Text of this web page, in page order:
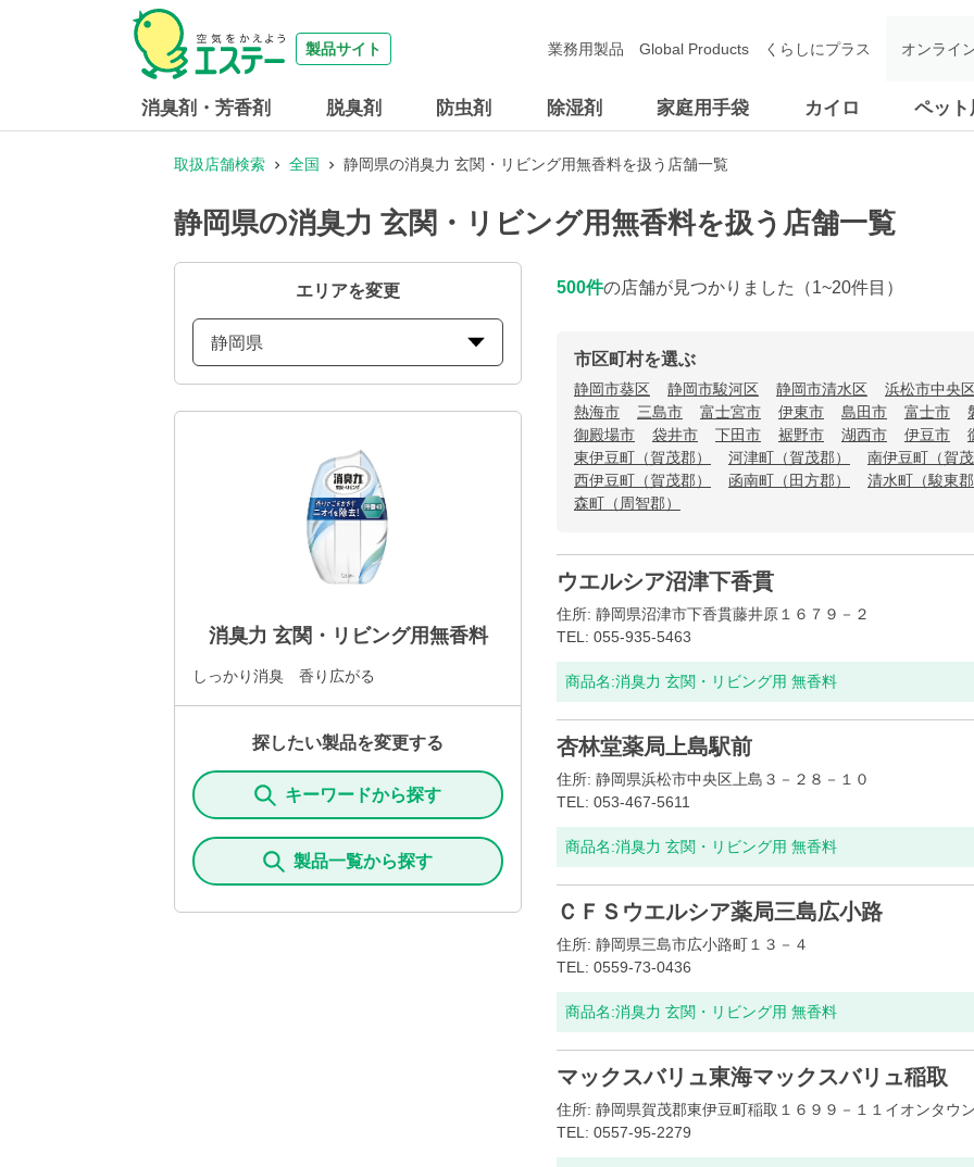
製品サイト
消臭剤・芳香剤 脱臭剤 防虫剤 除湿剤 家庭用手袋 カイロ ペット
業務用製品 Global Products くらしにプラス オンライ
取扱店舗検索 全国 静岡県の消臭力 玄関・リビング用無香料を扱う店舗一覧
静岡県の消臭力 玄関・リビング用無香料を扱う店舗一覧
エリアを変更
静岡県
消臭力 玄関・リビング用無香料
しっかり消臭 香り広がる
探したい製品を変更する
キーワードから探す
製品一覧から探す
500件の店舗が見つかりました （1~20件目）
市区町村を選ぶ
静岡市葵区 静岡市駿河区 静岡市清水区
浜松市中央
熱海市
三島市 富士宮市 伊東市 島田市 富士市
御殿場市
袋井市 下田市 裾野市 湖西市 伊豆市
東伊豆町（賀茂郡）
河津町（賀茂郡）
南伊豆町（賀
西伊豆町（賀茂郡）
函南町（田方郡）
清水町（駿東
森町（周智郡）
ウエルシア沼津下香貫
住所: 静岡県沼津市下香貫藤井原１６７９－２
TEL: 055-935-5463
商品名:消臭力 玄関・リビング用 無香料
杏林堂薬局上島駅前
住所: 静岡県浜松市中央区上島３－２８－１０
TEL: 053-467-5611
商品名:消臭力 玄関・リビング用 無香料
ＣＦＳウエルシア薬局三島広小路
住所: 静岡県三島市広小路町１３－４
TEL: 0559-73-0436
商品名:消臭力 玄関・リビング用 無香料
マックスバリュ東海マックスバリュ稲取
住所: 静岡県賀茂郡東伊豆町稲取１６９９－１１イオンタウ
TEL: 0557-95-2279